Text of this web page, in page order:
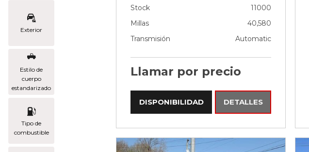
Exterior
Estilo de
cuerpo
estandarizado
Tipo de
combustible
Stock
11000
Millas
40,580
Transmisión
Automatic
Llamar por precio
DISPONIBILIDAD DETALLES